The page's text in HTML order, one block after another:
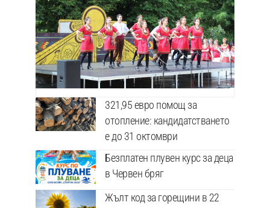
321,95 евро помощ за
отопление: кандидатстването
е до 31 октомври
Безплатен плувен курс за деца
в Червен бряг
Жълт код за горещини в 22